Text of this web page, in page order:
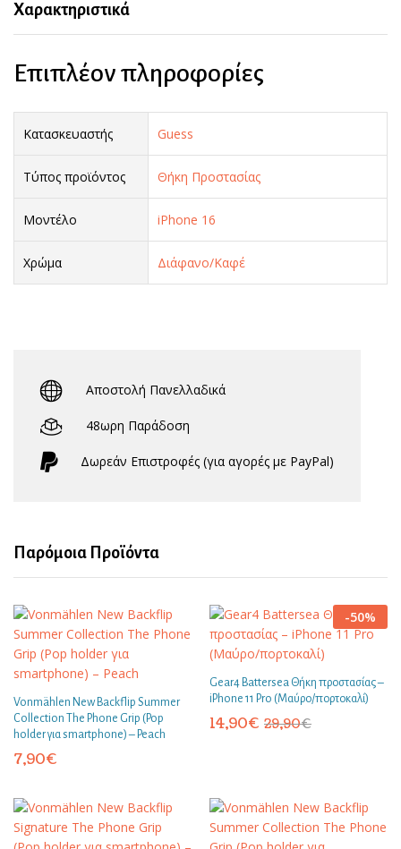
Χαρακτηριστικά
Επιπλέον πληροφορίες
Κατασκευαστής Guess
Τύπος προϊόντος Θήκη Προστασίας
Μοντέλο iPhone 16
Χρώμα Διάφανο/Καφέ
Αποστολή Πανελλαδικά
48ωρη Παράδοση
Δωρεάν Eπιστροφές (για αγορές με PayPal)
Παρόμοια Προϊόντα
Vonmählen New Backflip Summer
Collection The Phone Grip (Pop
holder για smartphone) – Peach
7,90€
-50%
Gear4 Battersea Θήκη προστασίας –
iPhone 11 Pro (Μαύρο/πορτοκαλί)
14,90€ 29,90€